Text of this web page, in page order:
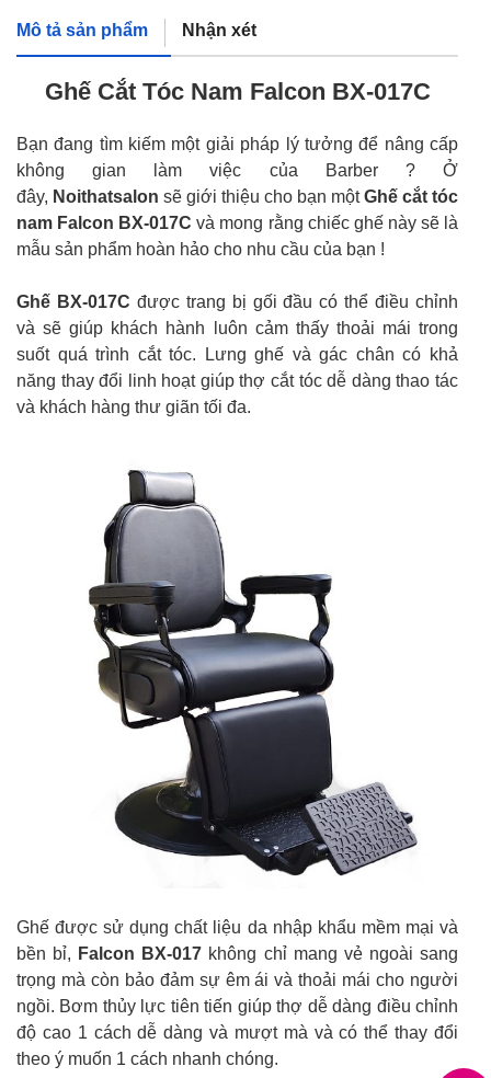
Mô tả sản phẩm Nhận xét
Ghế Cắt Tóc Nam Falcon BX-017C
Bạn đang tìm kiếm một giải pháp lý tưởng để nâng cấp
không gian làm việc của Barber ? Ở
đây, Noithatsalon sẽ giới thiệu cho bạn mộtGhế cắt tóc
nam Falcon BX-017C và mong rằng chiếc ghế này sẽ là
mẫu sản phẩm hoàn hảo cho nhu cầu của bạn !
Ghế BX-017C được trang bị gối đầu có thể điều chỉnh
và sẽ giúp khách hành luôn cảm thấy thoải mái trong
suốt quá trình cắt tóc. Lưng ghế và gác chân có khả
năng thay đổi linh hoạt giúp thợ cắt tóc dễ dàng thao tác
và khách hàng thư giãn tối đa.
Ghế được sử dụng chất liệu da nhập khẩu mềm mại và
bền bỉ, Falcon BX-017 không chỉ mang vẻ ngoài sang
trọng mà còn bảo đảm sự êm ái và thoải mái cho người
ngồi. Bơm thủy lực tiên tiến giúp thợ dễ dàng điều chỉnh
độ cao 1 cách dễ dàng và mượt mà và có thể thay đổi
theo ý muốn 1 cách nhanh chóng.